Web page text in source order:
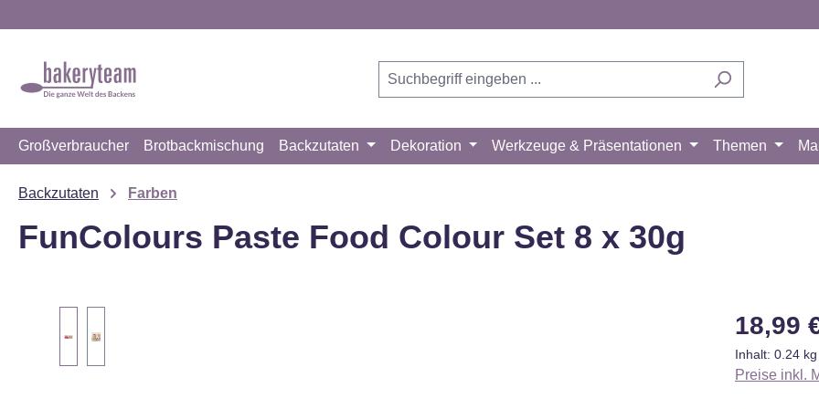
Großverbraucher Brotbackmischung Backzutaten Dekoration Werkzeuge & Präsentationen Themen
Backzutaten Farben
FunColours Paste Food Colour Set 8 x 30g
Regulärer
18,99
Inhalt: 0.24 kg
Preise inkl.